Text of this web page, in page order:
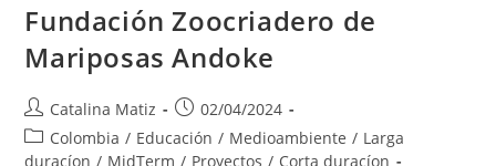
Fundación Zoocriadero de
Mariposas Andoke
Autor
de
la
Catalina Matiz
Publicación
de
la
02/04/2024
Categoría
de
Colombia / Educación / Medioambiente / Larga
duracíon / MidTerm / Proyectos / Corta duracíon